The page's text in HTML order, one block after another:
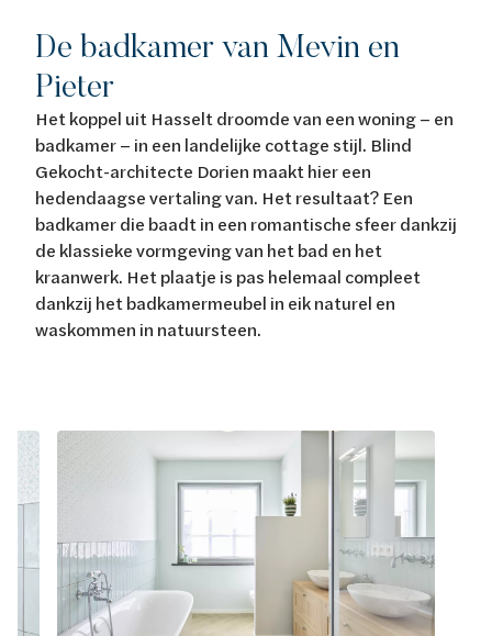
De badkamer van Mevin en
Pieter
Het koppel uit Hasselt droomde van een woning – en
badkamer – in een landelijke cottage stijl. Blind
Gekocht-architecte Dorien maakt hier een
hedendaagse vertaling van. Het resultaat? Een
badkamer die baadt in een romantische sfeer dankzij
de klassieke vormgeving van het bad en het
kraanwerk. Het plaatje is pas helemaal compleet
dankzij het badkamermeubel in eik naturel en
waskommen in natuursteen.